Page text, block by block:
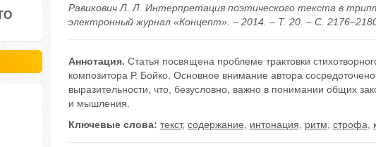
Равикович Л. Л. Интерпретация поэтического текста в
электронный журнал «Концепт». – 2014. – Т. 20. – С.
Аннотация. Статья посвящена проблеме трактовки
композитора Р. Бойко. Основное внимание автора
выразительности, что, безусловно, важно в понимании общих
и мышления.
Ключевые слова: текст, содержание интонация ритм строфа